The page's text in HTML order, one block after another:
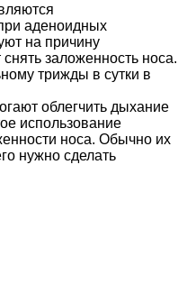
аденоидных
на причину
заложенность носа.
трижды в сутки в
облегчить дыхание
использование
носа. Обычно их
нужно сделать